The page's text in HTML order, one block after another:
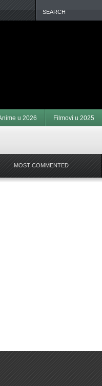
u 2026 Filmovi u 2025
MOST COMMENTED